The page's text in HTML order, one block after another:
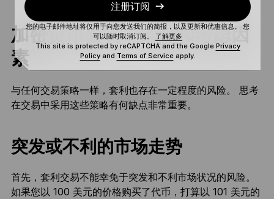
加密货币套利：风险和考虑因
素
与任何交易策略一样，套利也存在一定程度的风险。 思考
在交易中采用这些策略有何缺点非常重要。
突发或不利的市场走势
首先，套利交易不能幸免于突发和不利市场状况的风险。
如果您以 100 美元的价格购买了代币，打算以 101 美元的
注册订阅
您的电子邮件地址将仅用于向您发送我们的简报，以及更新和优惠信息。 您
可以随时取消订阅。 了解更多
This site is protected by reCAPTCHA and the Google Privacy
Policyand Terms of Serviceapply.